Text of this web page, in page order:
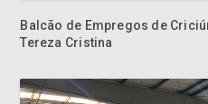
Balcão de Empregos de
Tereza Cristina